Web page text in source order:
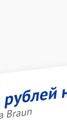
Braun